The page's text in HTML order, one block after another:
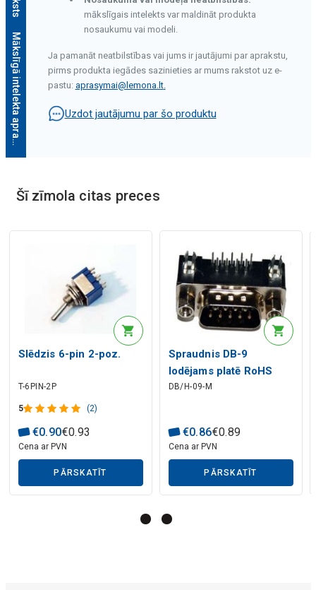
M
ā
k
s
l
ī
g
ā
i
n
t
e
l
e
k
t
a
a
p
r
a
k
s
t
s
Mākslīgā intelekta apraksts
Mākslīgā intelekta apraksts
Mākslīgā intelekta apraksts
mākslīgais intelekts var maldināt produkta
nosaukumu vai modeli.
Ja pamanāt neatbilstības vai jums ir jautājumi par aprakstu,
pirms produkta iegādes sazinieties ar mums rakstot uz e-
pastu: aprasymai@lemona.lt.
Uzdot jautājumu par šo produktu
Šī zīmola citas preces
Slēdzis 6-pin 2-poz.
T-6PIN-2P
5 (2)
€0.90€0.93
Cena ar PVN
PĀRSKATĪT
Spraudnis DB-9
lodējams platē RoHS
DB/H-09-M
€0.86€0.89
Cena ar PVN
PĀRSKATĪT